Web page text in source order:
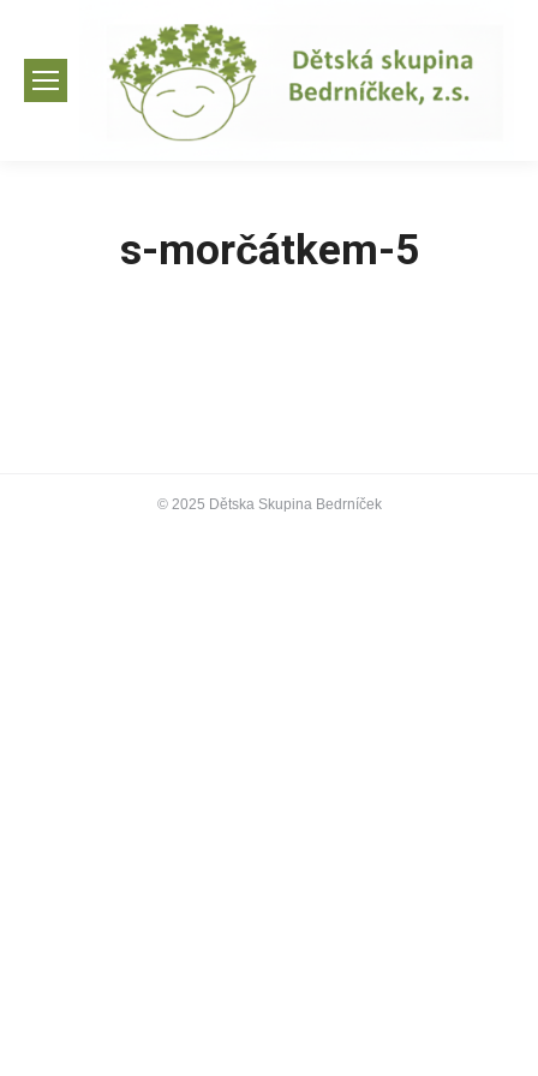
s-morčátkem-5
© 2025 Dětska Skupina Bedrníček